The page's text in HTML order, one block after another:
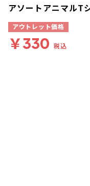
アソートアニマルT
アウトレット価格
￥330 税込